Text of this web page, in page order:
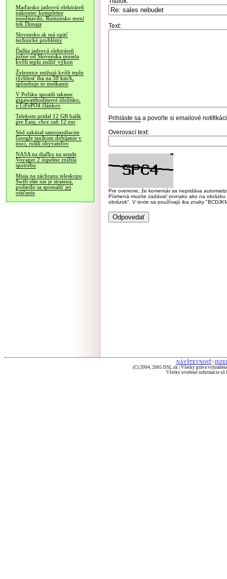
Maďarsko jadrovú elektráreň
nakoniec kompletne
neodstavilo, Rumunsko mení
tok Dunaja
Slovensko.sk má opäť
technické problémy
Ďalšia jadrová elektráreň
južne od Slovenska musela
kvôli teplu znížiť výkon
Železnice znižujú kvôli teplu
rýchlosť iba na 50 km/h,
spôsobuje to meškanie
V Poľsku spustili takmer
gigawatthodinové úložisko,
z LiFePO4 článkov
Telekom pridal 12 GB balík
pre Easy, chce zaň 12 eur
Súd zakázal samojazdiacim
Google taxíkom dobíjanie v
noci, rušili obyvateľov
NASA na diaľku na sonde
Voyager 2 úspešne znížila
spotrebu
Misia na záchranu teleskopu
Swift ešte nie je stratená,
podarilo sa spomaliť jej
otáčanie
Text:
Prihláste sa a povoľte si emailové
Overovací text:
Pre overenie, že komentár sa nepridáva
Písmená musíte zadávať rovnako ako na
obrázok". V texte sa používajú iba znaky
NÁVŠTEVNOSŤ
(C) 2004, 2005 DSL.sk | Všetky práva
Všetky uvedené informácie sú